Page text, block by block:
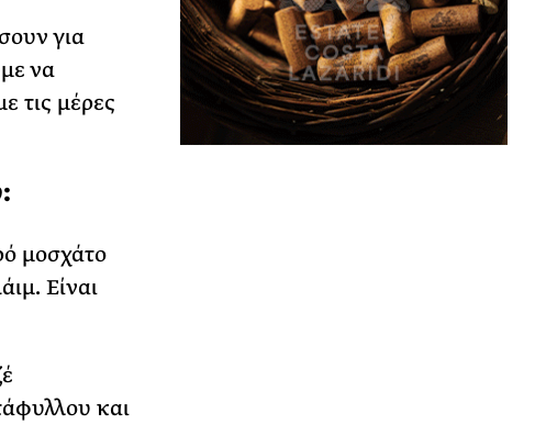
για
να
τις μέρες
μοσχάτο
Είναι
και